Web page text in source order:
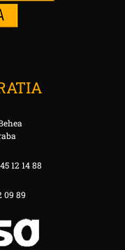
12 14 88
09 89